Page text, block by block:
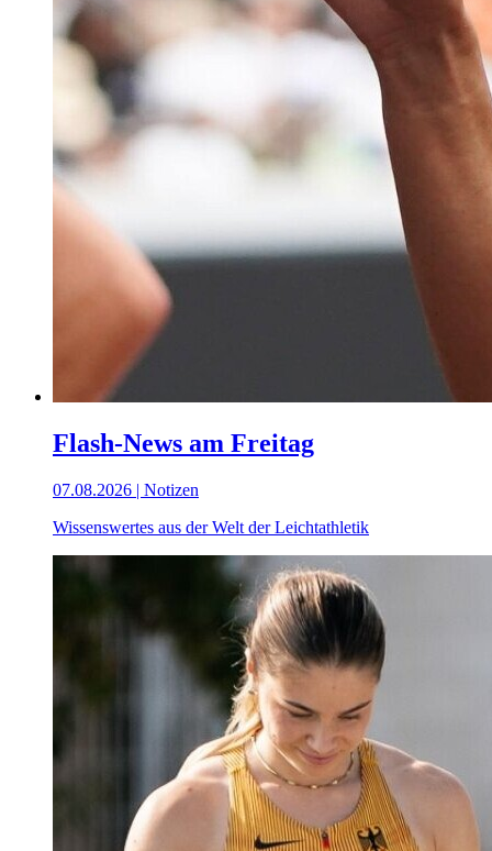
Flash-News am Freitag
07.08.2026 | Notizen
Wissenswertes aus der Welt der Leichtathletik